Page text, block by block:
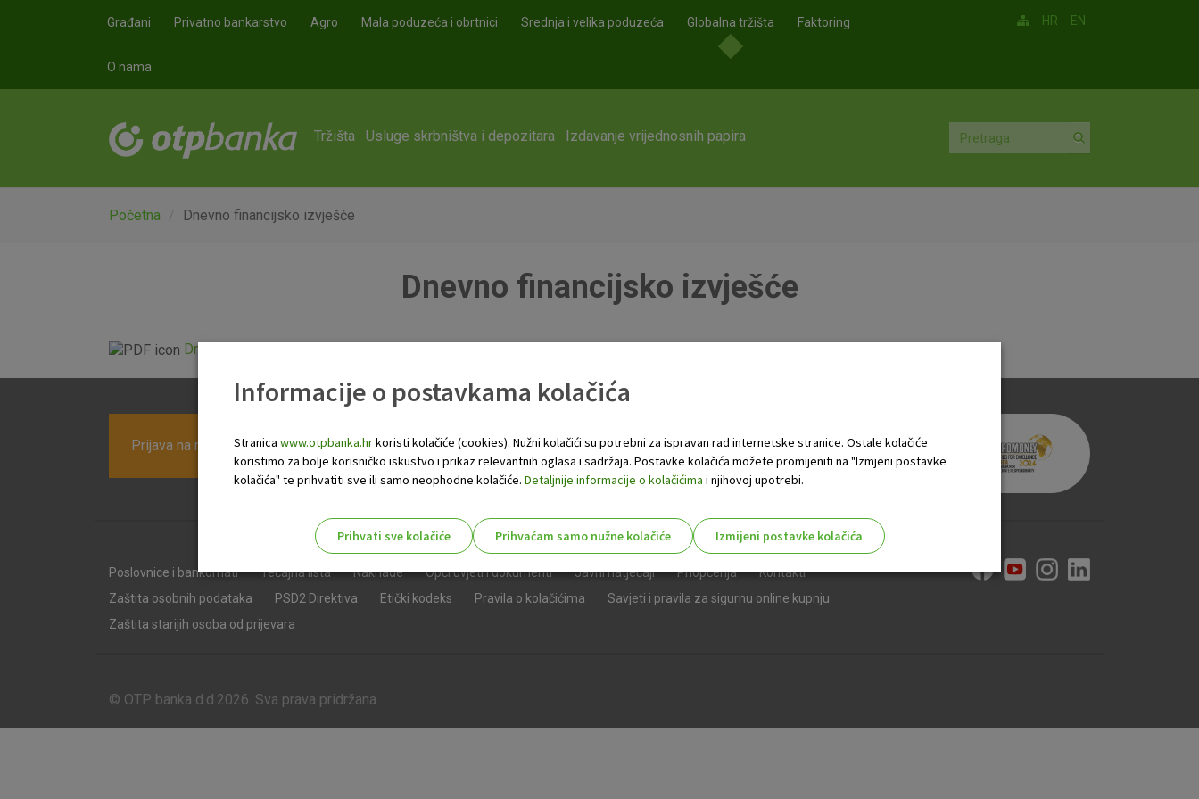
Građani Privatno bankarstvo Agro Mala poduzeća i obrtnici Srednja i velika poduzeća Globalna tržišta Faktoring
O nama
HR EN
Tržišta Usluge skrbništva i depozitara Izdavanje vrijednosnih papira
Početna Dnevno financijsko izvješće
Dnevno financijsko izvješće
Dnevno financijsko izvješće.pdf
Prijava na newsletter OTP banke
Poslovnice i bankomati Tečajna lista Naknade Opći uvjeti i dokumenti Javni natječaji Priopćenja
Kontakti
Zaštita osobnih podataka
PSD2 Direktiva Etički kodeks Pravila o kolačićima
Savjeti i pravila za sigurnu online kupnju
Zaštita starijih osoba od prijevara
© OTP banka d.d.2026. Sva prava pridržana.
Informacije o postavkama kolačića
Stranica www.otpbanka.hrkoristi kolačiće (cookies). Nužni kolačići su potrebni za ispravan rad internetske stranice. Ostale kolačiće
koristimo za bolje korisničko iskustvo i prikaz relevantnih oglasa i sadržaja. Postavke kolačića možete promijeniti na "Izmjeni postavke
kolačića" te prihvatiti sve ili samo neophodne kolačiće. Detaljnije informacije o kolačićima i njihovoj upotrebi.
Prihvati sve kolačiće Prihvaćam samo nužne kolačiće
Izmijeni postavke kolačića